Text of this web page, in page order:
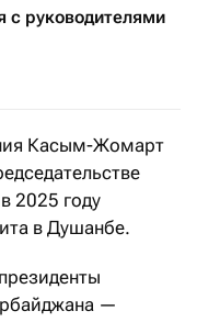
с руководителями
Касым-Жомарт
2025 году
в Душанбе.
—